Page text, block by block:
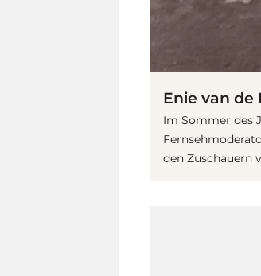
Enie van de
Im Sommer des
den Zuschauern